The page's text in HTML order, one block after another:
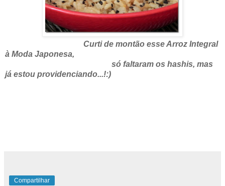
Curti de montão esse Arroz Integral
à Moda Japonesa,
só faltaram os hashis, mas
já estou providenciando...!:)
Compartilhar